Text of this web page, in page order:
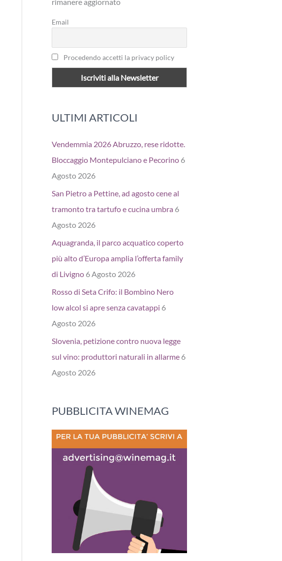
Email
Procedendo accetti la privacy policy
ULTIMI ARTICOLI
Vendemmia 2026 Abruzzo, rese ridotte.
Bloccaggio Montepulciano e Pecorino 6
Agosto 2026
San Pietro a Pettine, ad agosto cene al
tramonto tra tartufo e cucina umbra 6
Agosto 2026
Aquagranda, il parco acquatico coperto
più alto d’Europa amplia l’offerta family
di Livigno 6 Agosto 2026
Rosso di Seta Crifo: il Bombino Nero
low alcol si apre senza cavatappi 6
Agosto 2026
Slovenia, petizione contro nuova legge
sul vino: produttori naturali in allarme 6
Agosto 2026
PUBBLICITA WINEMAG